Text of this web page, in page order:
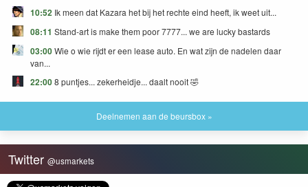
10:52 Ik meen dat Kazara het bij het rechte eind heeft, ik weet uit...
08:11 Stand-art is make them poor 7777... we are lucky bastards
03:00Wie o wie rijdt er een lease auto. En wat zijn de nadelen daar
van...
22:008 puntjes... zekerheidje... daalt nooit 🤣
Deelnemen aan de beursbox »
Twitter @usmarkets